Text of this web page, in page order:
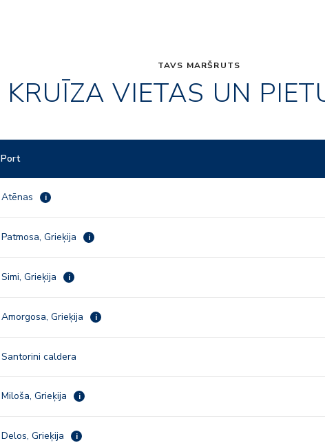
TAVS MARŠRUTS
KRUĪZA VIETAS UN
Port
Atēnas i
Patmosa, Grieķija i
Simi, Grieķija i
Amorgosa, Grieķija i
Santorini caldera
Miloša, Grieķija i
Delos, Grieķija i